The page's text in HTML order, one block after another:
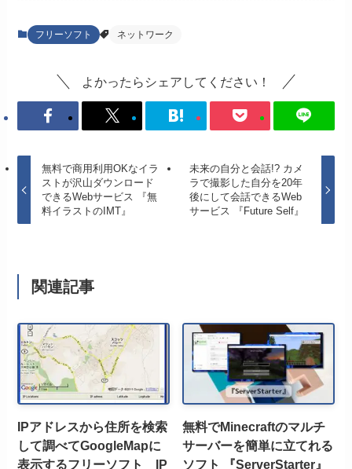
フリーソフト ネットワーク
よかったらシェアしてください！
無料で商用利用OKなイラ
ストが沢山ダウンロード
できるWebサービス 『無
料イラストのIMT』
未来の自分と会話!? カメ
ラで撮影した自分を20年
後にして会話できるWeb
サービス 『Future Self』
関連記事
IPアドレスから住所を検索
して調べてGoogleMapに
表示するフリーソフト IP
無料でMinecraftのマルチ
サーバーを簡単に立てれる
ソフト 『ServerStarter』